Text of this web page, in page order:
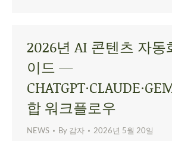
2026년 AI 콘텐츠 자동
이드 —
합 워크플로우
NEWS By 감자 2026년 5월 20일